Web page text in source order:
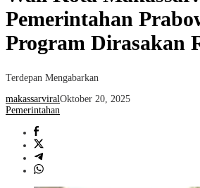
Pemerintahan
Program Dirasakan
Terdepan Mengabarkan
makassarviralOktober 20, 2025
Pemerintahan